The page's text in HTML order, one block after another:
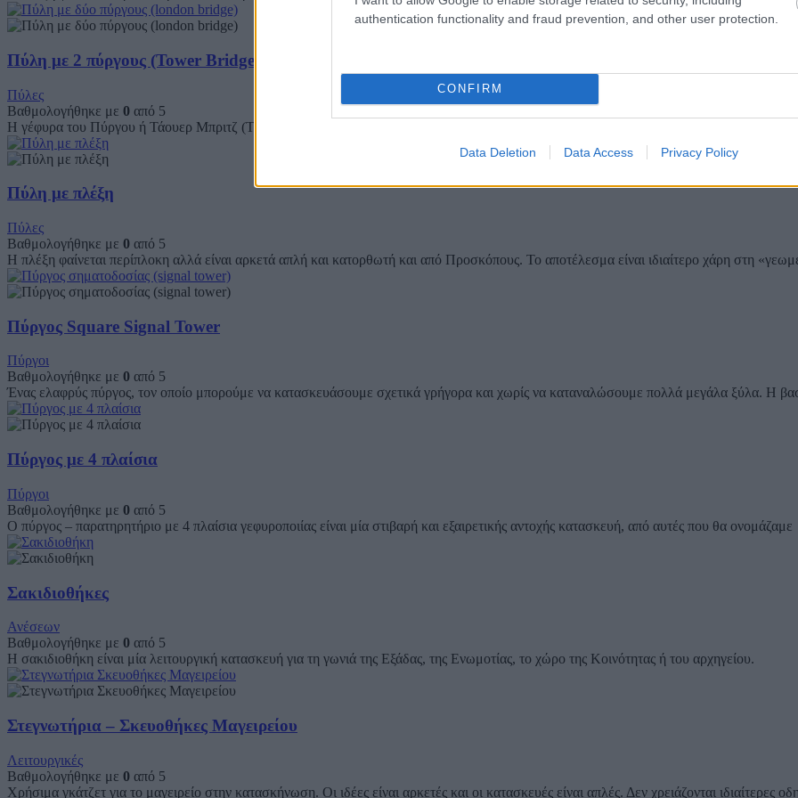
authentication functionality and fraud prevention, and other user protection.
CONFIRM
Data Deletion Data Access Privacy Policy
Πύλη με 2 πύργους (Tower Bridge)
Πύλες
Βαθμολογήθηκε με 0 από 5
Η γέφυρα του Πύργου ή Τάουερ Μπριτζ (Tower Bridge) είναι η πασίγνωστη γέφυρα η οποία βρίσκεται στο Λονδίνο και κτίστηκε
Πύλη με πλέξη
Πύλες
Βαθμολογήθηκε με 0 από 5
Η πλέξη φαίνεται περίπλοκη αλλά είναι αρκετά απλή και κατορθωτή και από Προσκόπους. Το αποτέλεσμα είναι ιδιαίτερο χάρη στη
Πύργος Square Signal Tower
Πύργοι
Βαθμολογήθηκε με 0 από 5
Ένας ελαφρύς πύργος, τον οποίο μπορούμε να κατασκευάσουμε σχετικά γρήγορα και χωρίς να καταναλώσουμε πολλά μεγάλα ξύλα. Η
Πύργος με 4 πλαίσια
Πύργοι
Βαθμολογήθηκε με 0 από 5
Ο πύργος – παρατηρητήριο με 4 πλαίσια γεφυροποιίας είναι μία στιβαρή και εξαιρετικής αντοχής κατασκευή, από αυτές που θα ονομάζαμε
Σακιδιοθήκες
Ανέσεων
Βαθμολογήθηκε με 0 από 5
Η σακιδιοθήκη είναι μία λειτουργική κατασκευή για τη γωνιά της Εξάδας, της Ενωμοτίας, το χώρο της Κοινότητας ή του αρχηγείου.
Στεγνωτήρια – Σκευοθήκες Μαγειρείου
Λειτουργικές
Βαθμολογήθηκε με 0 από 5
Χρήσιμα γκάτζετ για το μαγειρείο στην κατασκήνωση. Οι ιδέες είναι αρκετές και οι κατασκευές είναι απλές. Δεν χρειάζονται ιδιαίτερες